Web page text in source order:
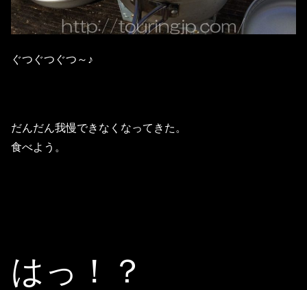
ぐつぐつぐつ～♪
だんだん我慢できなくなってきた。
食べよう。
はっ！？